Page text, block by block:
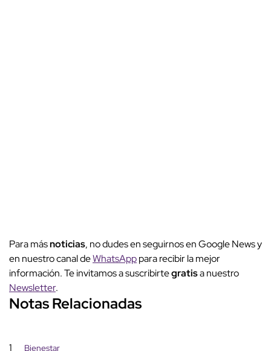
Para másnoticias, no dudes en seguirnos en Google News y
en nuestro canal deWhatsApppara recibir la mejor
información. Te invitamos a suscribirtegratisa nuestro
Newsletter.
Notas Relacionadas
1 Bienestar